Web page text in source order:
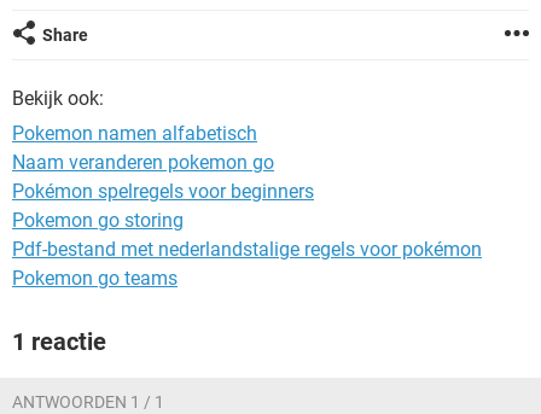
TIKTOK
Share
Bekijk ook:
Pokemon namen alfabetisch
Naam veranderen pokemon go
Pokémon spelregels voor beginners
Pokemon go storing
Pdf-bestand met nederlandstalige regels voor pokémon
Pokemon go teams
1 reactie
ANTWOORDEN 1 / 1